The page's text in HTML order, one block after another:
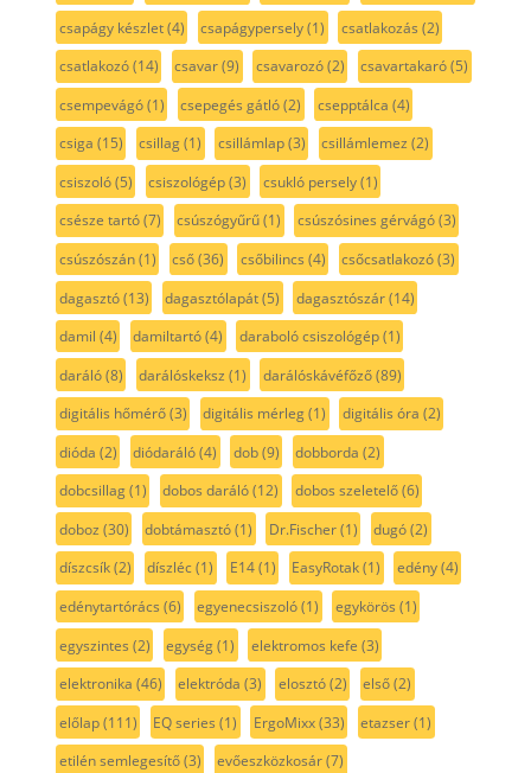
csapágy készlet(4) csapágypersely(1) csatlakozás (2)
csatlakozó(14) csavar(9) csavarozó(2) csavartakaró(5)
csempevágó(1) csepegés gátló(2) csepptálca (4)
csiga (15) csillag(1) csillámlap(3) csillámlemez (2)
csiszoló(5) csiszológép(3) csukló persely(1)
csésze tartó(7) csúszógyűrű(1) csúszósines gérvágó(3)
csúszószán(1) cső(36) csőbilincs (4) csőcsatlakozó(3)
dagasztó(13) dagasztólapát(5) dagasztószár(14)
damil (4) damiltartó(4) daraboló csiszológép(1)
daráló(8) darálóskeksz (1) darálóskávéfőző(89)
digitális hőmérő(3) digitális mérleg(1) digitális óra (2)
dióda (2) diódaráló(4) dob(9) dobborda (2)
dobcsillag(1) dobos daráló(12) dobos szeletelő(6)
doboz (30) dobtámasztó(1) Dr.Fischer(1) dugó(2)
díszcsík(2) díszléc(1) E14(1) EasyRotak(1) edény(4)
edénytartórács (6) egyenecsiszoló(1) egykörös (1)
egyszintes (2) egység(1) elektromos kefe (3)
elektronika (46) elektróda (3) elosztó(2) első(2)
előlap(111) EQ series (1) ErgoMixx(33) etazser(1)
etilén semlegesítő(3) evőeszközkosár(7)